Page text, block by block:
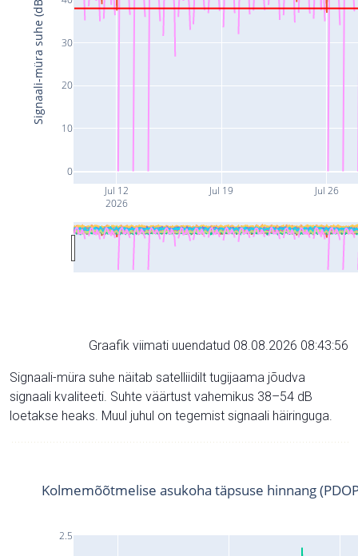
Jul 12
2026
Jul 19 Jul 26
0
10
20
30
Signaali-müra suhe (dB)
Graafik viimati uuendatud 08.08.2026 08:43:56
Signaali-müra suhe näitab satelliidilt tugijaama jõudva
signaali kvaliteeti. Suhte väärtust vahemikus 38–54 dB
loetakse heaks. Muul juhul on tegemist signaali häiringuga.
2.5
Kolmemõõtmelise asukoha täpsuse hinnang